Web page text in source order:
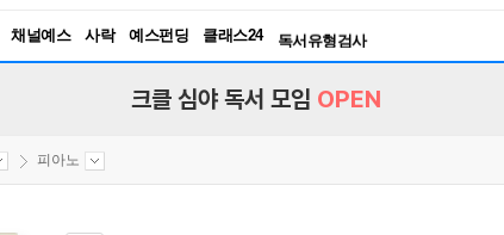
채널예스 사락 예스펀딩 클래스24
독서유형검사
크클 심야 독서 모임 OPEN
피아노